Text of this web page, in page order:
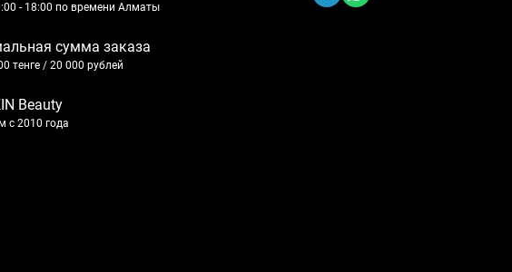
- 18:00 по времени Алматы
сумма заказа
тенге / 20 000 рублей
Beauty
с 2010 года